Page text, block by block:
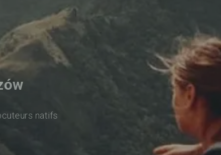
natifs